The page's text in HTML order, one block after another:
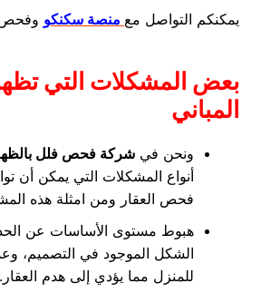
يمكنكم التواصل مع منصة سكنكو وفحص
بعض المشكلات التي
المباني
ونحن في شركة فحص فلل
أنواع المشكلات التي يمكن أن
فحص العقار ومن امثلة هذه
هبوط مستوى الأساسات عن
الشكل الموجود في التصميم،
للمنزل مما يؤدي إلى هدم العقار.